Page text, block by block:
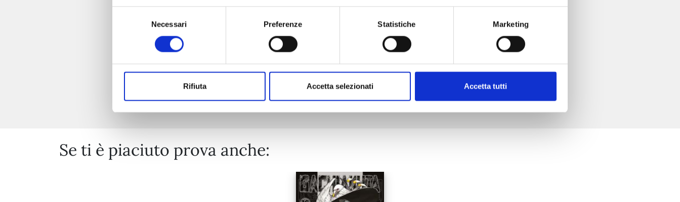
Necessari Preferenze Statistiche Marketing
Rifiuta Accetta selezionati Accetta tutti
€ 5,90
Mostra tutto
Se ti è piaciuto prova anche: